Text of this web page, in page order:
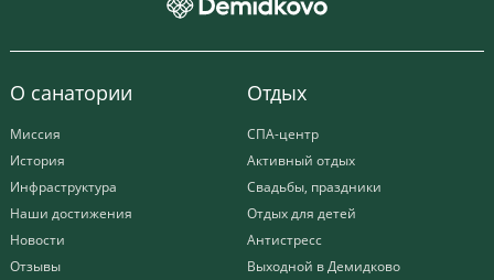
О санатории
Миссия
История
Инфраструктура
Наши достижения
Новости
Отзывы
Отдых
СПА-центр
Активный отдых
Свадьбы, праздники
Отдых для детей
Антистресс
Выходной в Демидково